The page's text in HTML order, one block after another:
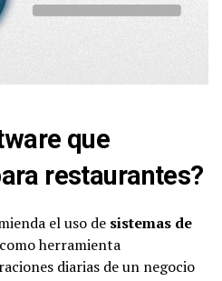
que
restaurantes?
el uso de sistemas de
como herramienta
diarias de un negocio